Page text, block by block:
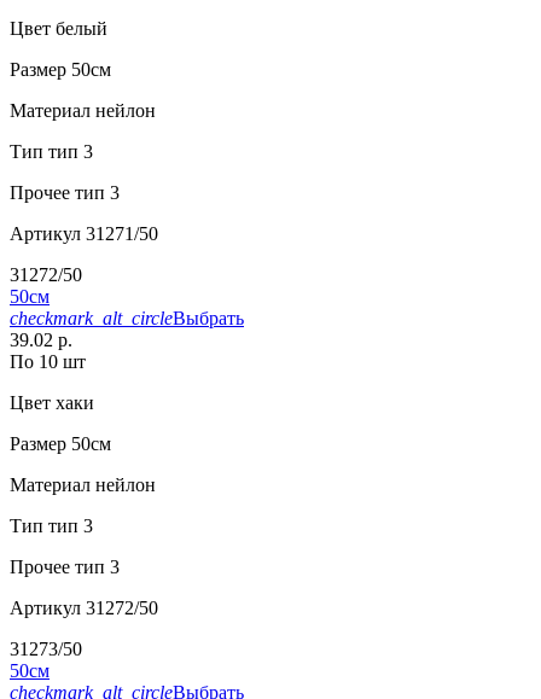
Цвет белый
Размер 50см
Материал нейлон
Тип тип 3
Прочее тип 3
Артикул 31271/50
31272/50
50см
checkmark_alt_circleВыбрать
39.02 р.
По 10 шт
Цвет хаки
Размер 50см
Материал нейлон
Тип тип 3
Прочее тип 3
Артикул 31272/50
31273/50
50см
checkmark_alt_circleВыбрать